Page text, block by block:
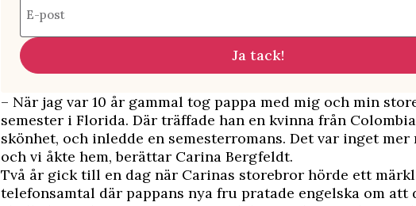
E-post
Ja tack!
– När jag var 10 år gammal tog pappa med mig och min
semester i Florida. Där träffade han en kvinna från
skönhet, och inledde en semesterromans. Det var inget mer
och vi åkte hem, berättar Carina Bergfeldt.
Två år gick till en dag när Carinas storebror hörde ett
telefonsamtal där pappans nya fru pratade engelska om att